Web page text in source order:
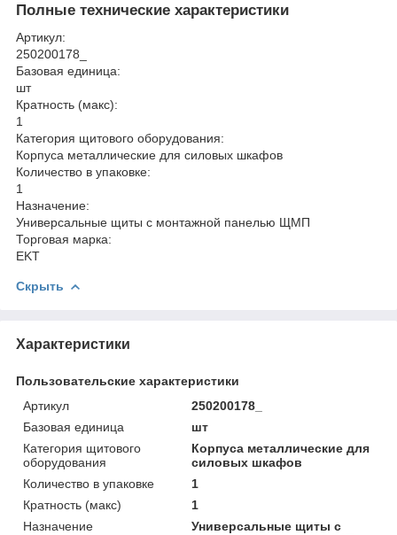
Полные технические характеристики
Артикул:
250200178_
Базовая единица:
шт
Кратность (макс):
1
Категория щитового оборудования:
Корпуса металлические для силовых шкафов
Количество в упаковке:
1
Назначение:
Универсальные щиты с монтажной панелью ЩМП
Торговая марка:
EKT
Скрыть
Характеристики
Пользовательские характеристики
Артикул
250200178_
Базовая единица
шт
Категория щитового
оборудования
Корпуса металлические для
силовых шкафов
Количество в упаковке
1
Кратность (макс)
1
Назначение
Универсальные щиты с